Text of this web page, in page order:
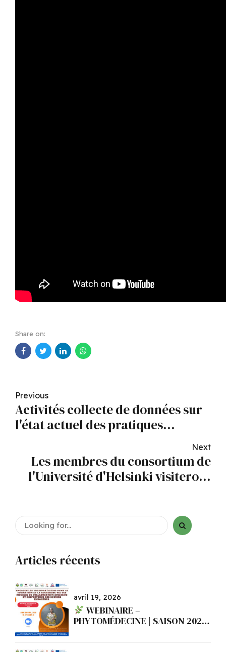
Share on:
Previous
Activités collecte de données sur
l'état actuel des pratiques
Next
Les membres du consortium de
l'Université d'Helsinki visiteront
Articles récents
avril 19, 2026
WEBINAIRE –
PHYTOMÉDECINE | SAISON 2026